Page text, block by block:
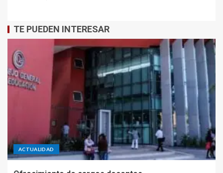
TE PUEDEN INTERESAR
ACTUALIDAD